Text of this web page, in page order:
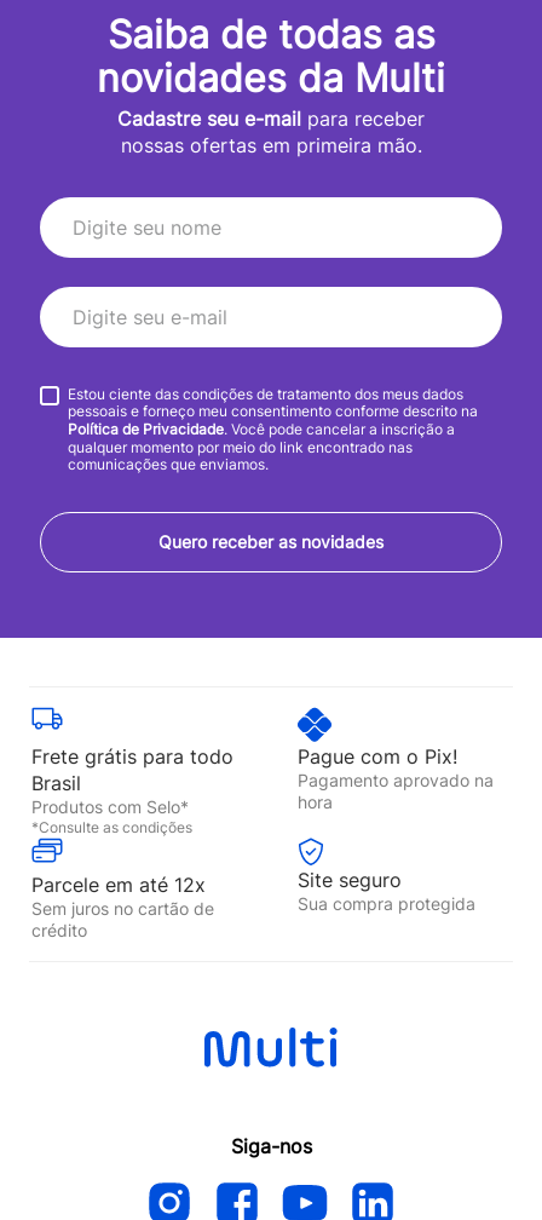
Saiba de todas as
novidades da Multi
Cadastre seu e-mail para receber
nossas ofertas em primeira mão.
Quero receber as novidades
Estou ciente das condições de tratamento dos meus dados
pessoais e forneço meu consentimento conforme descrito na
Política de Privacidade. Você pode cancelar a inscrição a
qualquer momento por meio do link encontrado nas
comunicações que enviamos.
Frete grátis para todo
Brasil
Produtos com Selo*
*Consulte as condições
Pague com o Pix!
Pagamento aprovado na
hora
Parcele em até 12x
Sem juros no cartão de
crédito
Site seguro
Sua compra protegida
Siga-nos